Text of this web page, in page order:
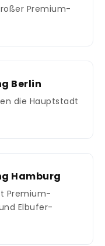
Premium-
Berlin
die Hauptstadt
Hamburg
Premium-
Elbufer-